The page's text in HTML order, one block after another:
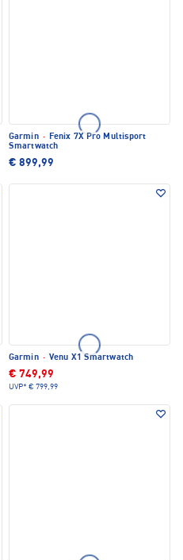
Garmin · Fenix 7X Pro Multisport
Smartwatch
€ 899,99
Garmin · Venu X1 Smartwatch
€ 749,99
UVP* € 799,99